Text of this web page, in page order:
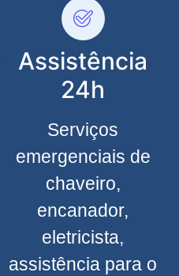
Assistência
24h
Serviços
emergenciais de
chaveiro,
encanador,
eletricista,
assistência para o